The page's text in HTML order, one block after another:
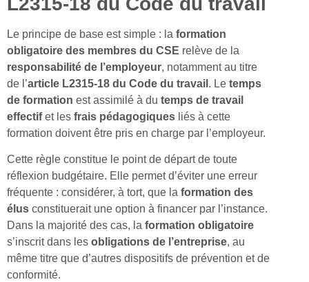
Le principe de base est simple : la formation
obligatoire des membres du CSE relève de la
responsabilité de l’employeur, notamment au titre
de l’article L2315-18 du Code du travail . Le temps
de formation est assimilé à du temps de travail
effectifet les frais pédagogiques liés à cette
formation doivent être pris en charge par l’employeur.
Cette règle constitue le point de départ de toute
réflexion budgétaire. Elle permet d’éviter une erreur
fréquente : considérer, à tort, que la formation des
élus constituerait une option à financer par l’instance.
Dans la majorité des cas, la formation obligatoire
s’inscrit dans les obligations de l’entreprise, au
même titre que d’autres dispositifs de prévention et de
conformité.